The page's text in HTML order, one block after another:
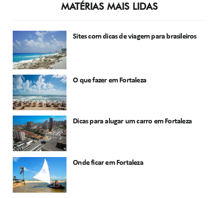
MATÉRIAS MAIS LIDAS
Sites com dicas de viagem para brasileiros
O que fazer em Fortaleza
Dicas para alugar um carro em Fortaleza
Onde ficar em Fortaleza